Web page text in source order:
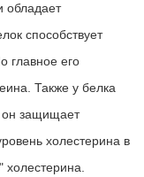
обладает
способствует
главное его
Также у белка
он защищает
холестерина в